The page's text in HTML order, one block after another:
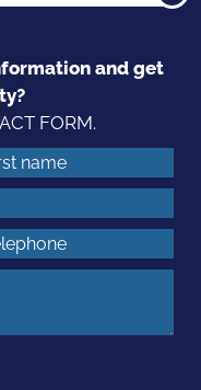
and get
FORM.